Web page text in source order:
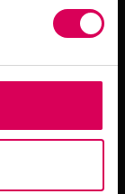
10 bars
à
aluminium.
Au moyen de